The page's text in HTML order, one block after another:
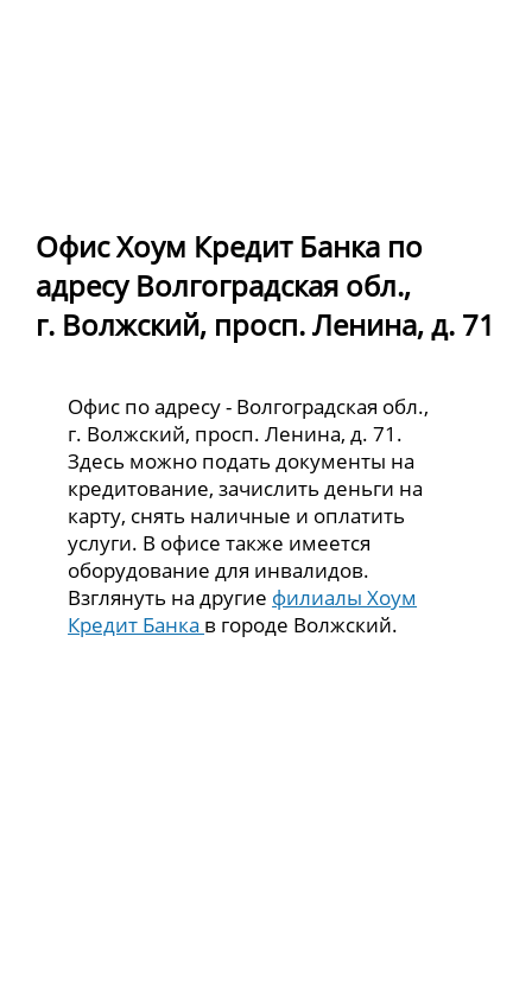
Офис Хоум Кредит Банка по
адресу Волгоградская обл.,
г. Волжский, просп. Ленина, д. 71
Офис по адресу - Волгоградская обл.,
г. Волжский, просп. Ленина, д. 71.
Здесь можно подать документы на
кредитование, зачислить деньги на
карту, снять наличные и оплатить
услуги. В офисе также имеется
оборудование для инвалидов.
Взглянуть на другие филиалы Хоум
Кредит Банка в городе Волжский.